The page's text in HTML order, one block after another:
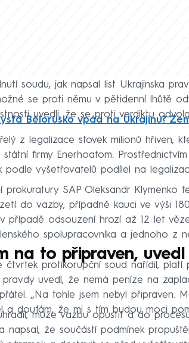
soudu, jak napsal list Ukrajinska
se proti němu v pětidenní lhůtě
uvedli, že se proti verdiktu
Bělorusko vpád na Ukrajinu?
z legalizace stovek milionů hřiven,
firmy Enerhoatom.
podle vyšetřovatelů podílel na
prokuratury SAP Oleksandr Klymenko
do vazby, případně kauci ve výši
v případě odsouzení hrozí až 12 let
spolupracovníka a jednoho z
na to připraven, uvedl
čtvrtek protikorupční soud nařídil, platí
pravdy uvedl, že nemá peníze na
„Na tohle jsem nebyl připraven.
a doufám, že mi s tím budou moci
může vazbu opustit a do
napsal, že součástí podmínek